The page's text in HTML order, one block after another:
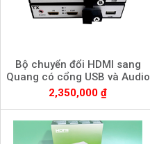
Bộ chuyển đổi HDMI sang
Quang có cổng USB và Audio
3.5 - PL-HDMI-USB-20S
2,350,000 ₫